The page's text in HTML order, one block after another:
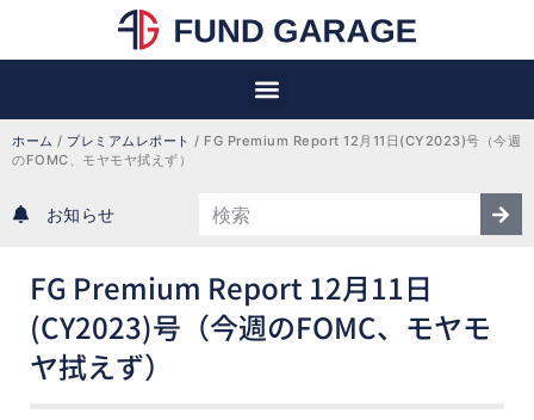
ホーム / プレミアムレポート / FG Premium Report 12月11日(CY2023)号（今週
のFOMC、モヤモヤ拭えず）
お知らせ
FG Premium Report 12月11日
(CY2023)号（今週のFOMC、モヤモ
ヤ拭えず）